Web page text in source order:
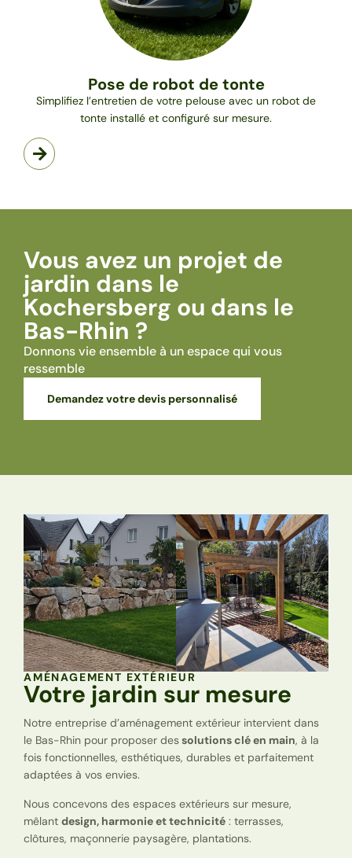
Pose de robot de tonte
Simplifiez l’entretien de votre pelouse avec un robot de
tonte installé et configuré sur mesure.
Vous avez un projet de
jardin dans le
Kochersberg ou dans le
Bas-Rhin ?
Donnons vie ensemble à un espace qui vous
ressemble
Demandez votre devis personnalisé
AMÉNAGEMENT EXTÉRIEUR
Votre jardin sur mesure
Notre entreprise d’aménagement extérieur intervient dans
le Bas-Rhin pour proposer dessolutions clé en main, à la
fois fonctionnelles, esthétiques, durables et parfaitement
adaptées à vos envies.
Nous concevons des espaces extérieurs sur mesure,
mêlant design, harmonie et technicité : terrasses,
clôtures, maçonnerie paysagère, plantations.